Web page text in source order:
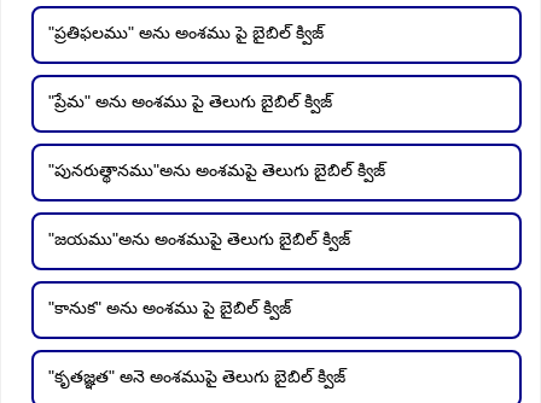
"ప్రతిఫలము" అను అంశము పై బైబిల్ క్విజ్
"ప్రేమ" అను అంశము పై తెలుగు బైబిల్ క్విజ్
"పునరుత్థానము"అను అంశమపై తెలుగు బైబిల్ క్విజ్
"జయము"అను అంశముపై తెలుగు బైబిల్ క్విజ్
"కానుక" అను అంశము పై బైబిల్ క్విజ్
"కృతజ్ఞత" అనె అంశముపై తెలుగు బైబిల్ క్విజ్